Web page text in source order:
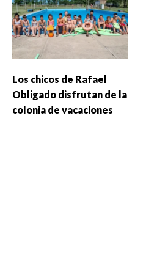
Los chicos de Rafael
Obligado disfrutan de la
colonia de vacaciones